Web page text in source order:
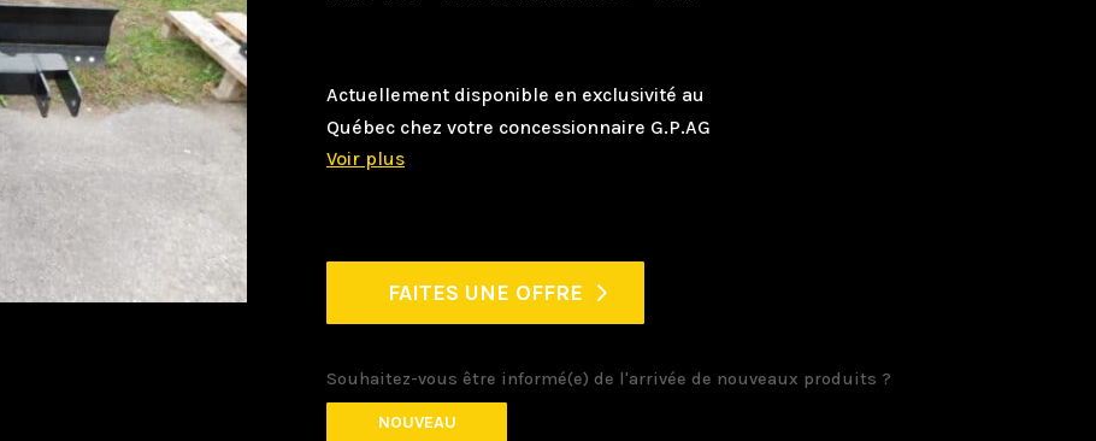
Actuellement disponible en exclusivité au
Québec chez votre concessionnaire G.P.AG
FAITES UNE OFFRE
Souhaitez-vous être informé(e) de l'arrivée de nouveaux produits ?
NOUVEAU